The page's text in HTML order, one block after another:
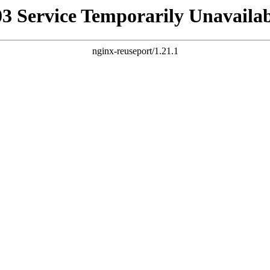
Service Temporarily
nginx-reuseport/1.21.1